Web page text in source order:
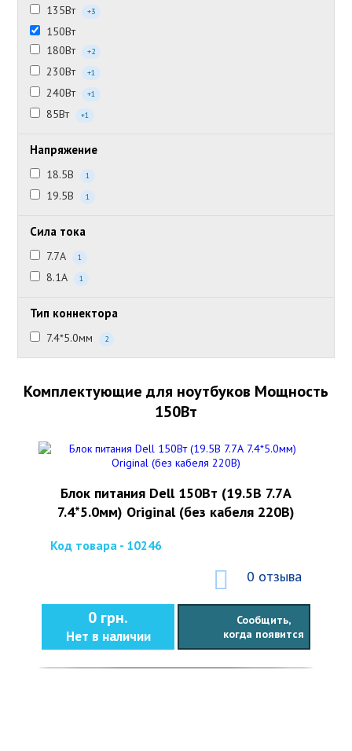
135Вт +3
150Вт
180Вт
+2
230Вт +1
240Вт +1
85Вт +1
Напряжение
18.5В 1
19.5В 1
Сила тока
7.7А 1
8.1А 1
Тип коннектора
7.4*5.0мм 2
Комплектующие для ноутбуков Мощность
150Вт
Блок питания Dell 150Вт (19.5В 7.7А
7.4*5.0мм) Original (без кабеля 220В)
Код товара - 10246
0 отзыва
0 грн.
Нет в наличии
Сообщить,
когда появится